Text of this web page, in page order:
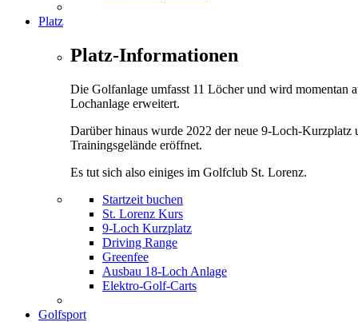
Platz
Platz-Informationen
Die Golfanlage umfasst 11 Löcher und wird momentan
Lochanlage erweitert.
Darüber hinaus wurde 2022 der neue 9-Loch-Kurzplatz
Trainingsgelände eröffnet.
Es tut sich also einiges im Golfclub St. Lorenz.
Startzeit buchen
St. Lorenz Kurs
9-Loch Kurzplatz
Driving Range
Greenfee
Ausbau 18-Loch Anlage
Elektro-Golf-Carts
Golfsport